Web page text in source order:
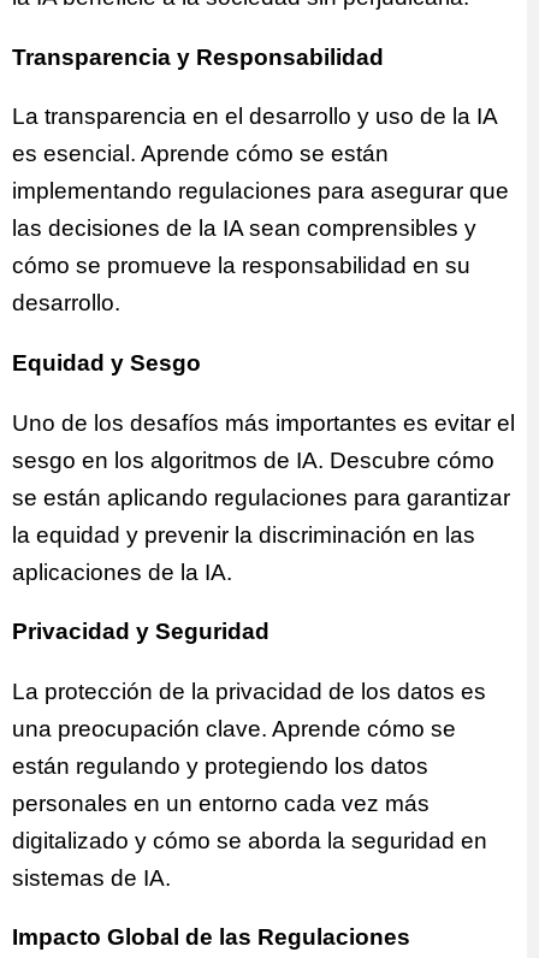
Transparencia y Responsabilidad
La transparencia en el desarrollo y uso de la IA
es esencial. Aprende cómo se están
implementando regulaciones para asegurar que
las decisiones de la IA sean comprensibles y
cómo se promueve la responsabilidad en su
desarrollo.
Equidad y Sesgo
Uno de los desafíos más importantes es evitar el
sesgo en los algoritmos de IA. Descubre cómo
se están aplicando regulaciones para garantizar
la equidad y prevenir la discriminación en las
aplicaciones de la IA.
Privacidad y Seguridad
La protección de la privacidad de los datos es
una preocupación clave. Aprende cómo se
están regulando y protegiendo los datos
personales en un entorno cada vez más
digitalizado y cómo se aborda la seguridad en
sistemas de IA.
Impacto Global de las Regulaciones